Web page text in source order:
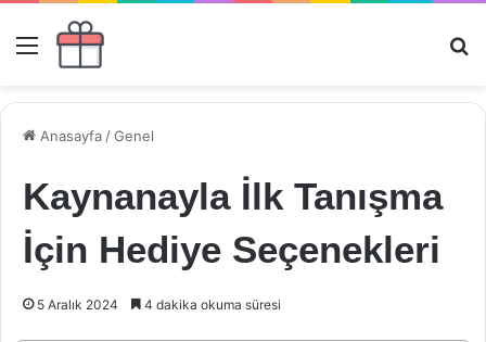
Menü
Anasayfa /Genel
Kaynanayla İlk Tanışma
İçin Hediye Seçenekleri
5 Aralık 2024 4 dakika okuma süresi